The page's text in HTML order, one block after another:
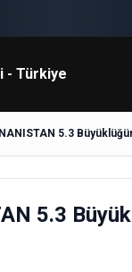
- Türkiye
5.3
5.3